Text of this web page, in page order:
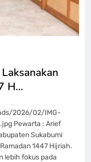
H…
2026/02/IMG-
Pewarta : Arief
Sukabumi
1447 Hijriah.
lebih fokus pada